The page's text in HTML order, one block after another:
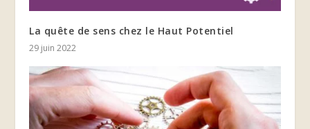
La quête de sens chez le Haut Potentiel
29 juin 2022